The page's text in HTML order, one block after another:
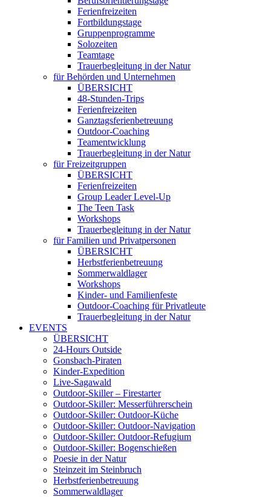
Ferienfreizeiten
Fortbildungstage
Gruppenprogramme
Solozeiten
Teamtage
Trauerbegleitung in der Natur
für Behörden und Unternehmen
ÜBERSICHT
48-Stunden-Trips
Ferienfreizeiten
Ganztagsferienbetreuung
Outdoor-Coaching
Teamentwicklung
Trauerbegleitung in der Natur
für Freizeitgruppen
ÜBERSICHT
Ferienfreizeiten
Group Leader Level-Up
The Teen Task
Workshops
Trauerbegleitung in der Natur
für Familien und Privatpersonen
ÜBERSICHT
Herbstferienbetreuung
Sommerwaldlager
Workshops
Kinder- und Familienfeste
Outdoor-Coaching für Privatleute
Trauerbegleitung in der Natur
EVENTS
ÜBERSICHT
24-Hours Outside
Gonsbach-Piraten
Kinder-Expedition
Live-Sagawald
Outdoor-Skiller – Firestarter
Outdoor-Skiller: Messerführerschein
Outdoor-Skiller: Outdoor-Küche
Outdoor-Skiller: Outdoor-Navigation
Outdoor-Skiller: Outdoor-Refugium
Outdoor-Skiller: Bogenschießen
Poesie in der Natur
Steinzeit im Steinbruch
Herbstferienbetreuung
Sommerwaldlager